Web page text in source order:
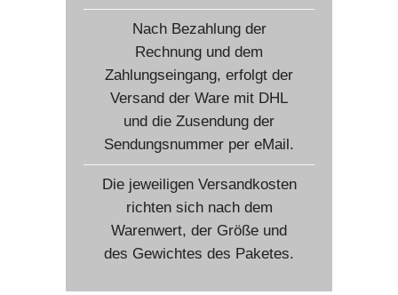
Nach Bezahlung der
Rechnung und dem
Zahlungseingang, erfolgt der
Versand der Ware mit DHL
und die Zusendung der
Sendungsnummer per eMail.
Die jeweiligen Versandkosten
richten sich nach dem
Warenwert, der Größe und
des Gewichtes des Paketes.